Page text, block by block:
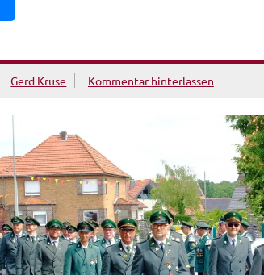
Gerd Kruse Kommentar hinterlassen